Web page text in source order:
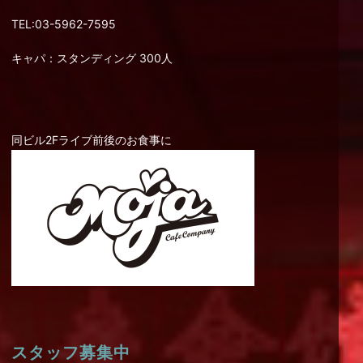
TEL:03-5962-7595
キャパ：スタンディング 300人
同ビル2Fライブ前後のお食事に
スタッフ募集中